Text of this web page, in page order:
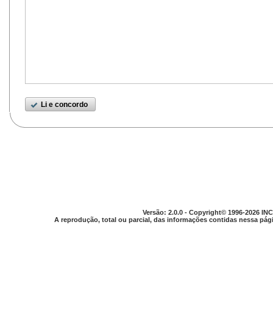
Li e concordo
Versão: 2.0.0 - Copyright© 1996-2026
A reprodução, total ou parcial, das informações contidas nessa